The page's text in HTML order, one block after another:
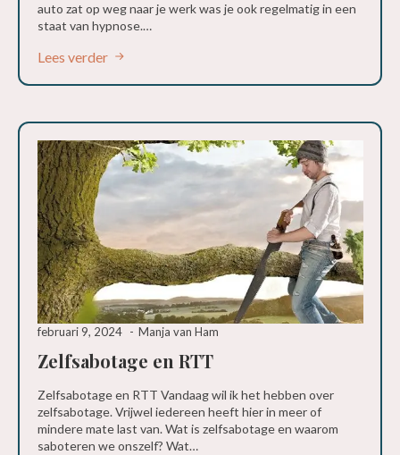
auto zat op weg naar je werk was je ook regelmatig in een
staat van hypnose.…
Lees verder
Zelfsabotage en RTT
februari 9, 2024 Manja van Ham
Zelfsabotage en RTT Vandaag wil ik het hebben over
zelfsabotage. Vrijwel iedereen heeft hier in meer of
mindere mate last van. Wat is zelfsabotage en waarom
saboteren we onszelf? Wat…